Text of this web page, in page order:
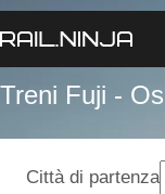
Treni Fuji -
Città di partenza